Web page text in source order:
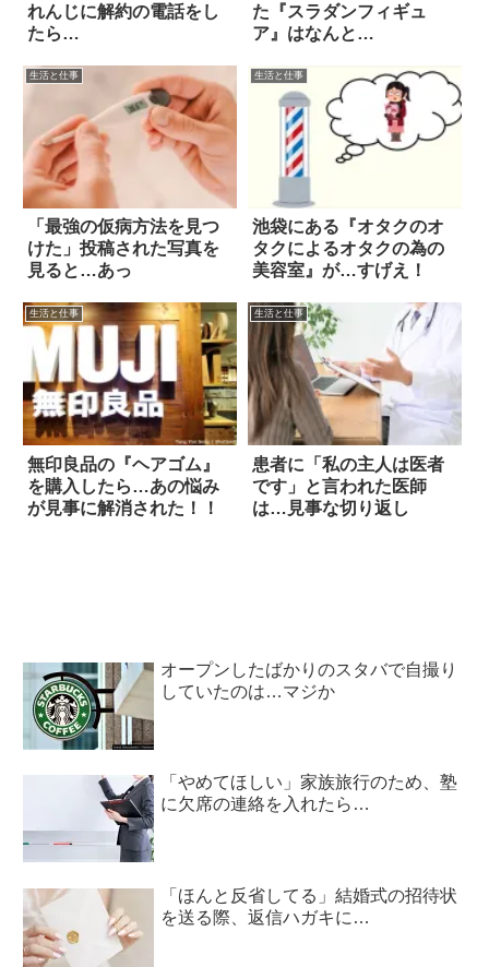
れんじに解約の電話をし
たら…
た『スラダンフィギュ
ア』はなんと…
生活と仕事
「最強の仮病方法を見つ
けた」投稿された写真を
見ると…あっ
生活と仕事
池袋にある『オタクのオ
タクによるオタクの為の
美容室』が…すげえ！
生活と仕事
無印良品の『ヘアゴム』
を購入したら…あの悩み
が見事に解消された！！
生活と仕事
患者に「私の主人は医者
です」と言われた医師
は…見事な切り返し
オープンしたばかりのスタバで自撮り
していたのは…マジか
「やめてほしい」家族旅行のため、塾
に欠席の連絡を入れたら…
「ほんと反省してる」結婚式の招待状
を送る際、返信ハガキに…